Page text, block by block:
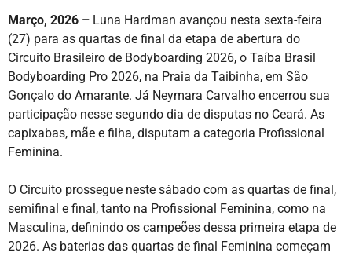
Março, 2026 – Luna Hardman avançou nesta sexta-feira
(27) para as quartas de final da etapa de abertura do
Circuito Brasileiro de Bodyboarding 2026, o Taíba Brasil
Bodyboarding Pro 2026, na Praia da Taibinha, em São
Gonçalo do Amarante. Já Neymara Carvalho encerrou sua
participação nesse segundo dia de disputas no Ceará. As
capixabas, mãe e filha, disputam a categoria Profissional
Feminina.
O Circuito prossegue neste sábado com as quartas de final,
semifinal e final, tanto na Profissional Feminina, como na
Masculina, definindo os campeões dessa primeira etapa de
2026. As baterias das quartas de final Feminina começam